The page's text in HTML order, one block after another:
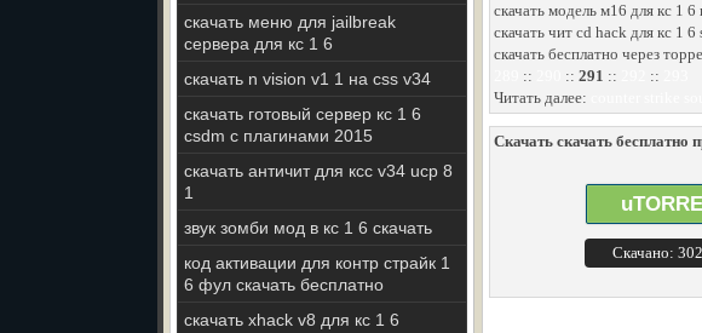
скачать меню для jailbreak
сервера для кс 1 6
скачать n vision v1 1 на css v34
скачать готовый сервер кс 1 6
csdm с плагинами 2015
скачать античит для ксс v34 ucp 8
1
звук зомби мод в кс 1 6 скачать
код активации для контр страйк 1
6 фул скачать бесплатно
скачать xhack v8 для кс 1 6
скачать модель м16 для кс 1
скачать чит cd hack для кс 1 6
скачать бесплатно через
:: :: 291 :: ::
Читать далее:
Скачать скачать бесплатно
Скачано: